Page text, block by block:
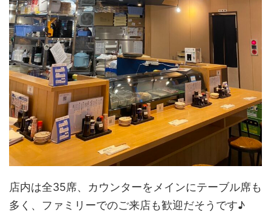
店内は全35席、カウンターをメインにテーブル席も
多く、ファミリーでのご来店も歓迎だそうです♪